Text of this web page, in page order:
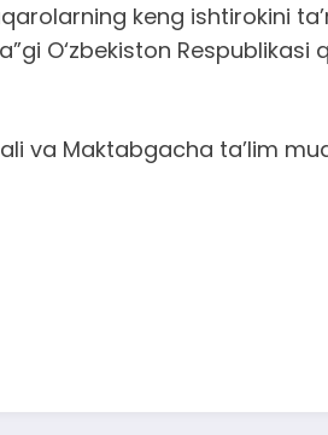
keng ishtirokini
O‘zbekiston
va Maktabgacha ta’lim